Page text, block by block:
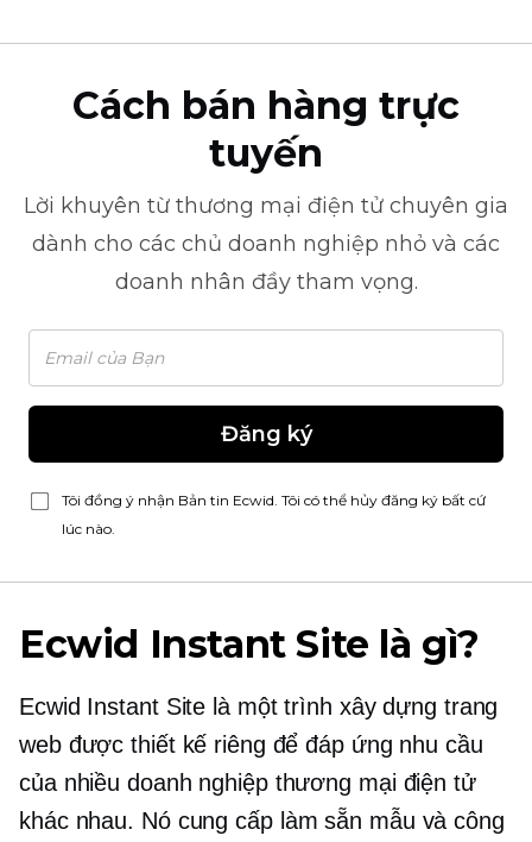
Cách bán hàng trực
tuyến
Lời khuyên từ thương mại điện tử chuyên gia
dành cho các chủ doanh nghiệp nhỏ và các
doanh nhân đầy tham vọng.
Đăng ký
Tôi đồng ý nhận Bản tin Ecwid. Tôi có thể hủy đăng ký bất cứ
lúc nào.
Ecwid Instant Site là gì?
Ecwid Instant Site là một trình xây dựng trang
web được thiết kế riêng để đáp ứng nhu cầu
của nhiều doanh nghiệp thương mại điện tử
khác nhau. Nó cung cấp làm sẵn mẫu và công